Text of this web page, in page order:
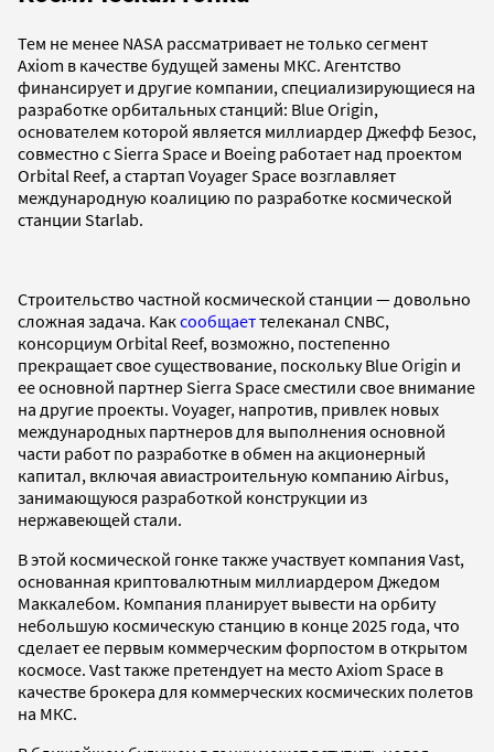
Тем не менее NASA рассматривает не только сегмент
Axiom в качестве будущей замены МКС. Агентство
финансирует и другие компании, специализирующиеся на
разработке орбитальных станций: Blue Origin,
основателем которой является миллиардер Джефф Безос,
совместно с Sierra Space и Boeing работает над проектом
Orbital Reef, а стартап Voyager Space возглавляет
международную коалицию по разработке космической
станции Starlab.
Строительство частной космической станции — довольно
сложная задача. Каксообщаеттелеканал CNBC,
консорциум Orbital Reef, возможно, постепенно
прекращает свое существование, поскольку Blue Origin и
ее основной партнер Sierra Space сместили свое внимание
на другие проекты. Voyager, напротив, привлек новых
международных партнеров для выполнения основной
части работ по разработке в обмен на акционерный
капитал, включая авиастроительную компанию Airbus,
занимающуюся разработкой конструкции из
нержавеющей стали.
В этой космической гонке также участвует компания Vast,
основанная криптовалютным миллиардером Джедом
Маккалебом. Компания планирует вывести на орбиту
небольшую космическую станцию в конце 2025 года, что
сделает ее первым коммерческим форпостом в открытом
космосе. Vast также претендует на место Axiom Space в
качестве брокера для коммерческих космических полетов
на МКС.